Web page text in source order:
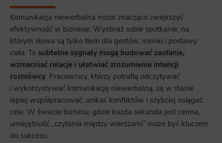
Komunikacja niewerbalna może znacząco zwiększyć
efektywność w biznesie. Wyobraź sobie spotkanie, na
którym słowa są tylko tłem dla gestów, mimiki i postawy
ciała. Te subtelne sygnały mogą budować zaufanie,
wzmacniać relacje i ułatwiać zrozumienie intencji
rozmówcy. Pracownicy, którzy potrafią odczytywać
i wykorzystywać komunikację niewerbalną, są w stanie
lepiej współpracować, unikać konfliktów i szybciej osiągać
cele. W świecie biznesu, gdzie każda sekunda jest cenna,
umiejętność „czytania między wierszami” może być kluczem
do sukcesu.